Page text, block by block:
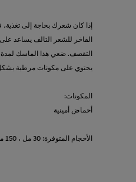
إذا كان شعرك بحاجة إلى
الفاخر للشعر التالف يساعد
التقصف. ضعي هذا الماسك لمدة 5 دقائق.
يحتوي على مكونات مرطبة
المكونات:
أحماض أمينية
الأحجام المتوفرة: 30 مل ، 150 مل ، 1000 مل